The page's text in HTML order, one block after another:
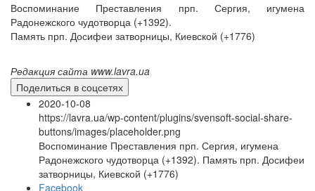
Воспоминание Преставления прп. Сергия, игумена
Радонежского чудотворца (+1392).
Память прп. Досифеи затворницы, Киевской (+1776)
Редакция сайта www.lavra.ua
Поделиться в соцсетях
2020-10-08
https://lavra.ua/wp-content/plugins/svensoft-social-share-
buttons/images/placeholder.png
Воспоминание Преставления прп. Сергия, игумена
Радонежского чудотворца (+1392). Память прп. Досифеи
затворницы, Киевской (+1776)
Facebook